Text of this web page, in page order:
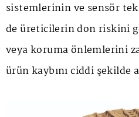
sistemlerinin ve sensör
de üreticilerin don riskini
veya koruma önlemlerini
ürün kaybını ciddi şekilde